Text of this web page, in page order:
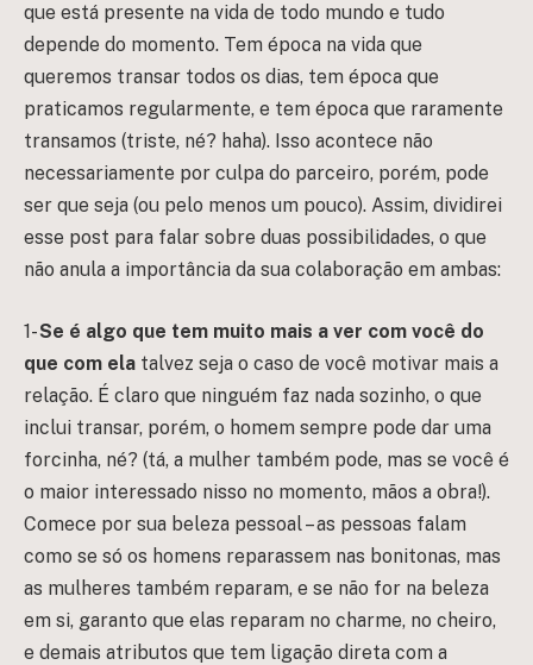
que está presente na vida de todo mundo e tudo
depende do momento. Tem época na vida que
queremos transar todos os dias, tem época que
praticamos regularmente, e tem época que raramente
transamos (triste, né? haha). Isso acontece não
necessariamente por culpa do parceiro, porém, pode
ser que seja (ou pelo menos um pouco). Assim, dividirei
esse post para falar sobre duas possibilidades, o que
não anula a importância da sua colaboração em ambas:
1-Se é algo que tem muito mais a ver com você do
que com ela talvez seja o caso de você motivar mais a
relação. É claro que ninguém faz nada sozinho, o que
inclui transar, porém, o homem sempre pode dar uma
forcinha, né? (tá, a mulher também pode, mas se você é
o maior interessado nisso no momento, mãos a obra!).
Comece por sua beleza pessoal – as pessoas falam
como se só os homens reparassem nas bonitonas, mas
as mulheres também reparam, e se não for na beleza
em si, garanto que elas reparam no charme, no cheiro,
e demais atributos que tem ligação direta com a